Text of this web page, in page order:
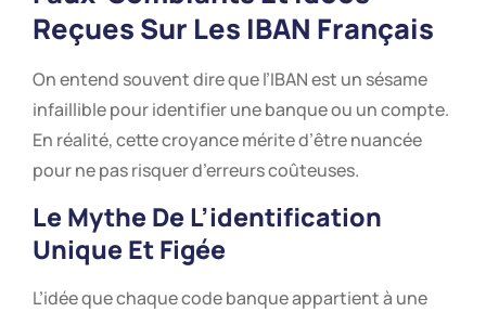
Reçues Sur Les IBAN Français
On entend souvent dire que l’IBAN est un sésame
infaillible pour identifier une banque ou un compte.
En réalité, cette croyance mérite d’être nuancée
pour ne pas risquer d’erreurs coûteuses.
Le Mythe De L’identification
Unique Et Figée
L’idée que chaque code banque appartient à une